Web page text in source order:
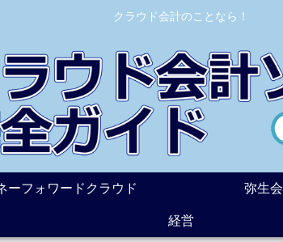
クラウド会計のことなら！
ーフォワードクラウド 弥生
経営